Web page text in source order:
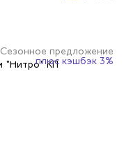
Сезонное предложение
плюс кэшбэк 3%